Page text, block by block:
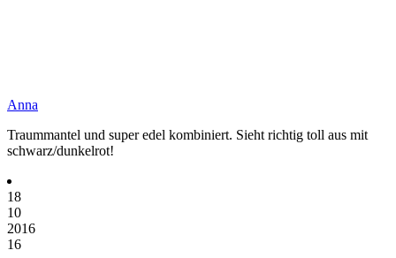
Anna
Traummantel und super edel kombiniert. Sieht richtig toll aus mit
schwarz/dunkelrot!
18
10
2016
16